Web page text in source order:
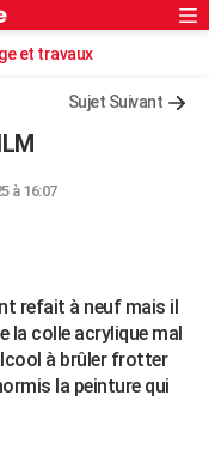
Rechercher
et travaux
Sujet Suivant
à 16:07
refait à neuf mais il
la colle acrylique mal
à brûler frotter
la peinture qui